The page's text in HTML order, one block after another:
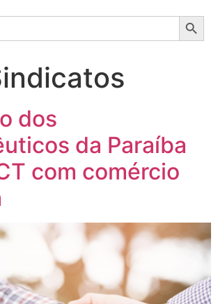
dos
da Paraíba
com comércio